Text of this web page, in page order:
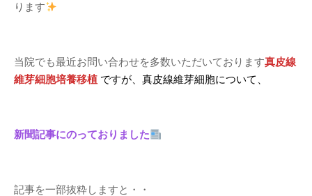
ります
当院でも最近お問い合わせを多数いただいております真皮線
維芽細胞培養移植 ですが、真皮線維芽細胞について、
新聞記事にのっておりました
記事を一部抜粋しますと・・